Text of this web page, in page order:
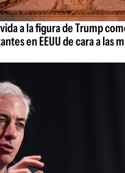
a la figura de Trump
en EEUU de cara a las